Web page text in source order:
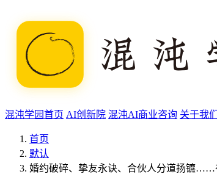
混沌学园首页 AI创新院 混沌AI商业咨询 关于我们
首页
默认
婚约破碎、挚友永诀、合伙人分道扬镳……